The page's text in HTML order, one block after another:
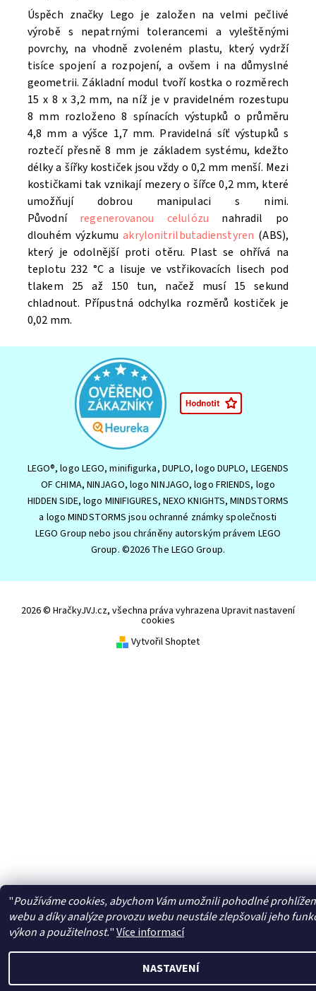
Úspěch značky Lego je založen na velmi pečlivé
výrobě s nepatrnými tolerancemi a vyleštěnými
povrchy, na vhodně zvoleném plastu, který vydrží
tisíce spojení a rozpojení, a ovšem i na důmyslné
geometrii. Základní modul tvoří kostka o rozměrech
15 x 8 x 3,2 mm, na níž je v pravidelném rozestupu
8 mm rozloženo 8 spínacích výstupků o průměru
4,8 mm a výšce 1,7 mm. Pravidelná síť výstupků s
roztečí přesně 8 mm je základem systému, kdežto
délky a šířky kostiček jsou vždy o 0,2 mm menší. Mezi
kostičkami tak vznikají mezery o šířce 0,2 mm, které
umožňují dobrou manipulaci s nimi.
Původní regenerovanou celulózu nahradil po
dlouhém výzkumuakrylonitrilbutadienstyren (ABS),
který je odolnější proti otěru. Plast se ohřívá na
teplotu 232 °C a lisuje ve vstřikovacích lisech pod
tlakem 25 až 150 tun, načež musí 15 sekund
chladnout. Přípustná odchylka rozměrů kostiček je
0,02 mm.
LEGO®, logo LEGO, minifigurka, DUPLO, logo DUPLO, LEGENDS
OF CHIMA, NINJAGO, logo NINJAGO, logo FRIENDS, logo
HIDDEN SIDE, logo MINIFIGURES, NEXO KNIGHTS, MINDSTORMS
a logo MINDSTORMS jsou ochranné známky společnosti
LEGO Group nebo jsou chráněny autorským právem LEGO
Group. ©2026 The LEGO Group.
2026 © HračkyJVJ.cz, všechna práva vyhrazena Upravit nastavení
cookies
Vytvořil Shoptet
"Používáme cookies, abychom Vám umožnili pohodlné
webu a díky analýze provozu webu neustále zlepšovali jeho
výkon a použitelnost."Více informací
NASTAVENÍ